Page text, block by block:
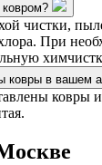
ковром?
чистки,
При
ковры в вашем
ковры